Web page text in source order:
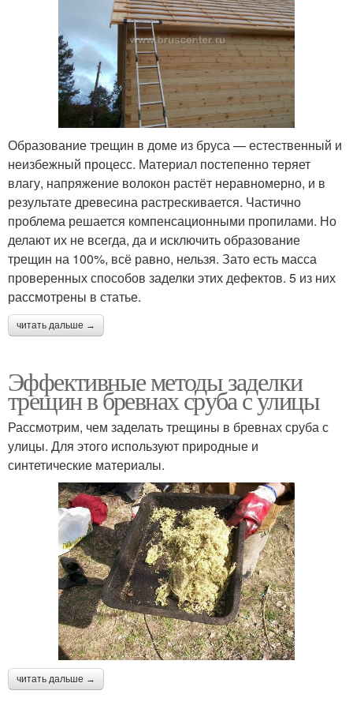
Образование трещин в доме из бруса — естественный и
неизбежный процесс. Материал постепенно теряет
влагу, напряжение волокон растёт неравномерно, и в
результате древесина растрескивается. Частично
проблема решается компенсационными пропилами. Но
делают их не всегда, да и исключить образование
трещин на 100%, всё равно, нельзя. Зато есть масса
проверенных способов заделки этих дефектов. 5 из них
рассмотрены в статье.
читать дальше →
Эффективные методы заделки
трещин в бревнах сруба с улицы
Рассмотрим, чем заделать трещины в бревнах сруба с
улицы. Для этого используют природные и
синтетические материалы.
читать дальше →